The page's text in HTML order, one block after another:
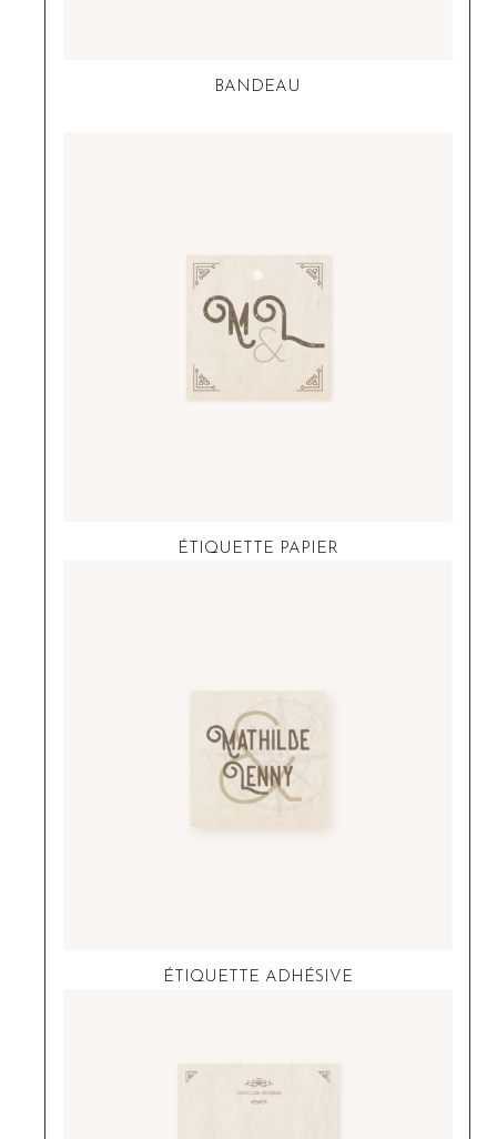
BANDEAU
ÉTIQUETTE PAPIER
ÉTIQUETTE ADHÉSIVE